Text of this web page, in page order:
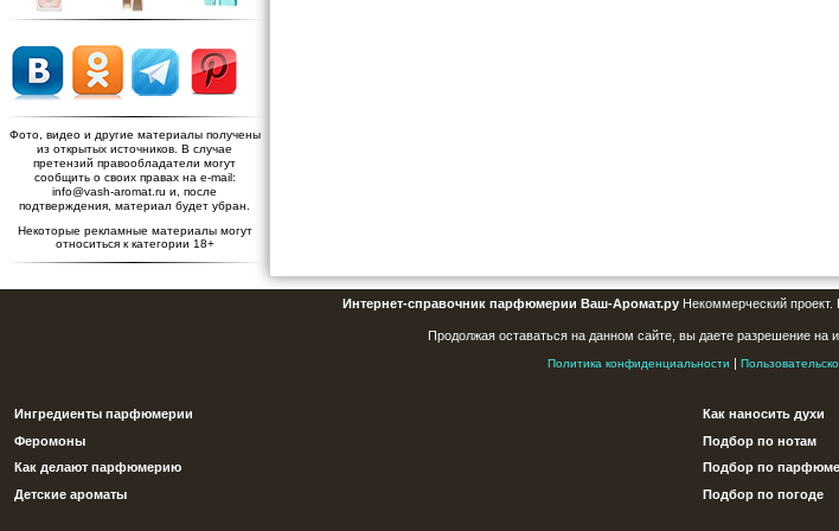
Фото, видео и другие материалы получены
из открытых источников. В случае
претензий правообладатели могут
сообщить о своих правах на e-mail:
info@vash-aromat.ru и, после
подтверждения, материал будет убран.
Некоторые рекламные материалы могут
относиться к категории 18+
Интернет-справочник парфюмерии Ваш-Аромат.руНекоммерческий проект.
Продолжая оставаться на данном сайте, вы даете разрешение
Политика конфиденциальности |
Ингредиенты парфюмерии
Феромоны
Как делают парфюмерию
Детские ароматы
Как наносить духи
Подбор по нотам
Подбор по
Подбор по погоде